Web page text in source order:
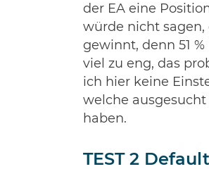
der EA eine
würde nicht sagen,
gewinnt, denn 51
viel zu eng, das
ich hier keine
welche ausgesucht
haben.
TEST 2